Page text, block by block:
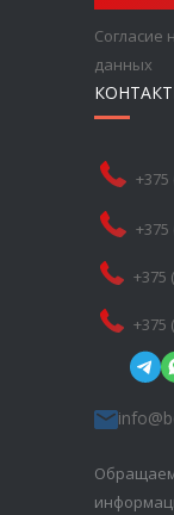
Согласие
данных
+375
+375
+375
+375